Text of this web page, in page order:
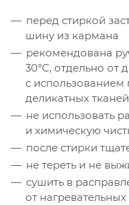
перед стиркой
шину из кармана
рекомендована
30°С, отдельно от
с
деликатных тканей
не использовать
и химическую
после стирки
не тереть и не
сушить в
от